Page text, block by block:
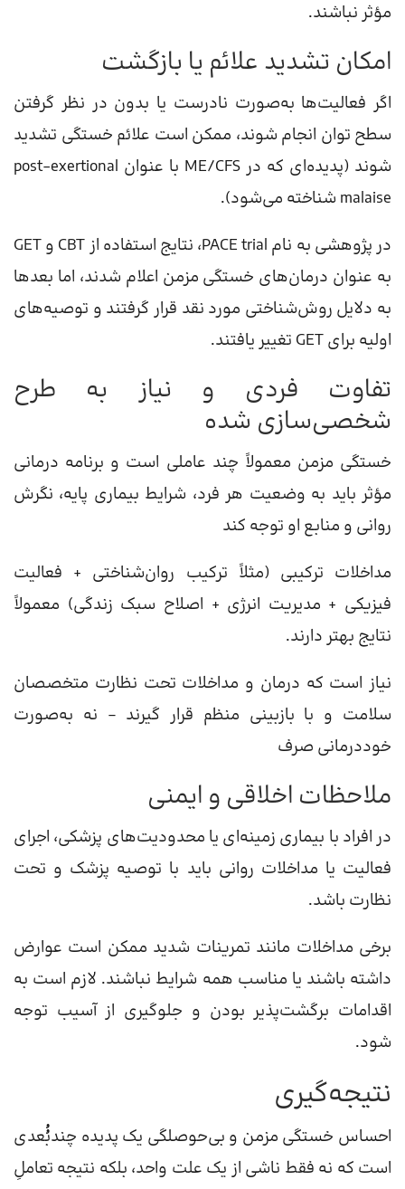
مؤثر نباشند.
امکان تشدید علائم یا بازگشت
اگر فعالیت‌ها به‌صورت نادرست یا بدون در نظر گرفتن
سطح توان انجام شوند، ممکن است علائم خستگی تشدید
شوند (پدیده‌ای که در ME/CFS با عنوان post-exertional
malaise شناخته می‌شود).
در پژوهشی به نام PACE trial، نتایج استفاده از CBT و GET
به عنوان درمان‌های خستگی مزمن اعلام شدند، اما بعدها
به دلایل روش‌شناختی مورد نقد قرار گرفتند و توصیه‌های
اولیه برای GET تغییر یافتند.
تفاوت فردی و نیاز به طرح
شخصی‌سازی شده
خستگی مزمن معمولاً چند عاملی است و برنامه درمانی
مؤثر باید به وضعیت هر فرد، شرایط بیماری پایه، نگرش
روانی و منابع او توجه کند
مداخلات ترکیبی (مثلاً ترکیب روان‌شناختی + فعالیت
فیزیکی + مدیریت انرژی + اصلاح سبک زندگی) معمولاً
نتایج بهتر دارند.
نیاز است که درمان و مداخلات تحت نظارت متخصصان
سلامت و با بازبینی منظم قرار گیرند – نه به‌صورت
خوددرمانی صرف
ملاحظات اخلاقی و ایمنی
در افراد با بیماری زمینه‌ای یا محدودیت‌های پزشکی، اجرای
فعالیت یا مداخلات روانی باید با توصیه پزشک و تحت
نظارت باشد.
برخی مداخلات مانند تمرینات شدید ممکن است عوارض
داشته باشند یا مناسب همه شرایط نباشند. لازم است به
اقدامات برگشت‌پذیر بودن و جلوگیری از آسیب توجه
شود.
نتیجه‌گیری
احساس خستگی مزمن و بی‌حوصلگی یک پدیده چندبُُعدی
است که نه فقط ناشی از یک علت واحد، بلکه نتیجه تعاملِ